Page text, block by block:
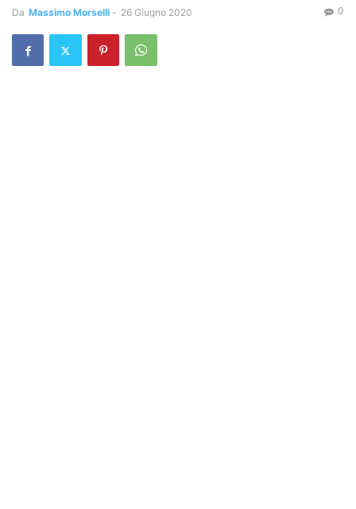
Da Massimo Morselli - 26 Giugno 2020 0